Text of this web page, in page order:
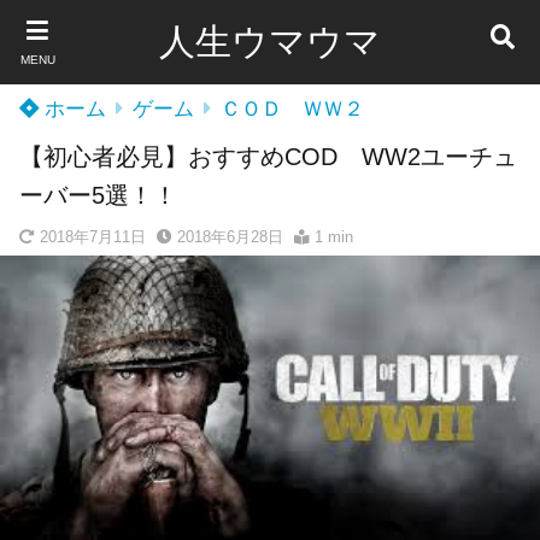
MENU 人生ウマウマ
ホーム ゲーム ＣＯＤ ＷＷ２
【初心者必見】おすすめCOD WW2ユーチュ
ーバー5選！！
2018年7月11日 2018年6月28日 1 min